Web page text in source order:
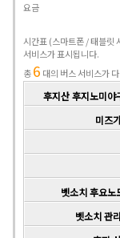
요금
시간표(스마트폰 / 태블릿
서비스가 표시됩니다.
총6 대의 버스 서비스가
후지산 후지노미야
미즈
벳소치 후요노
벳소치 관